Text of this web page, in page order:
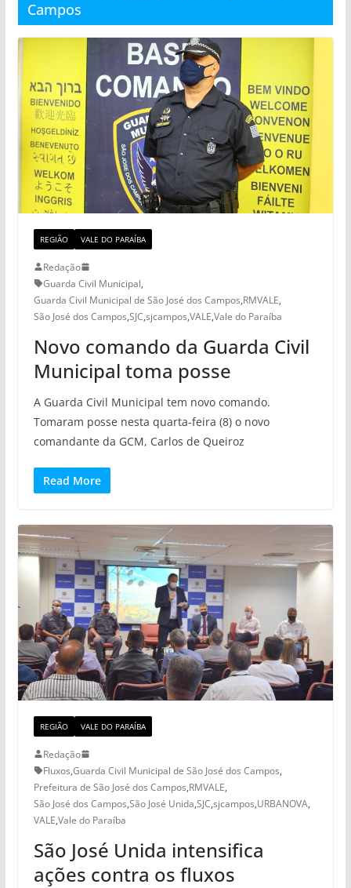
Campos
REGIÃO VALE DO PARAÍBA
Redação
Guarda Civil Municipal,
Guarda Civil Municipal de São José dos Campos,RMVALE,
São José dos Campos,SJC,sjcampos,VALE,Vale do Paraíba
Novo comando da Guarda Civil
Municipal toma posse
A Guarda Civil Municipal tem novo comando.
Tomaram posse nesta quarta-feira (8) o novo
comandante da GCM, Carlos de Queiroz
Read More
REGIÃO VALE DO PARAÍBA
Redação
Fluxos,Guarda Civil Municipal de São José dos Campos,
Prefeitura de São José dos Campos,RMVALE,
São José dos Campos,São José Unida,SJC,sjcampos,URBANOVA,
VALE,Vale do Paraíba
São José Unida intensifica
ações contra os fluxos